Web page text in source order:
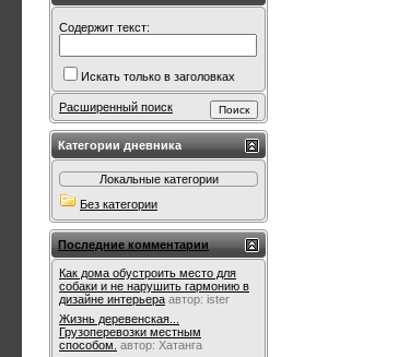
Содержит текст:
Искать только в заголовках
Расширенный поиск
Категории дневника
Локальные категории
Без категории
Последние комментарии
Как дома обустроить место для
собаки и не нарушить гармонию в
дизайне интерьера автор: ister
Жизнь деревенская...
Грузоперевозки местным
способом. автор: Хатанга